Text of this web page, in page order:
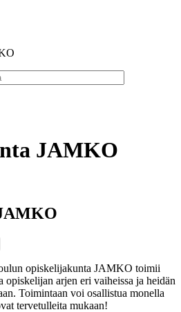
JAMKO
opiskelijakunta JAMKO toimii
arjen eri vaiheissa ja heidän
Toimintaan voi osallistua monella
tervetulleita mukaan!